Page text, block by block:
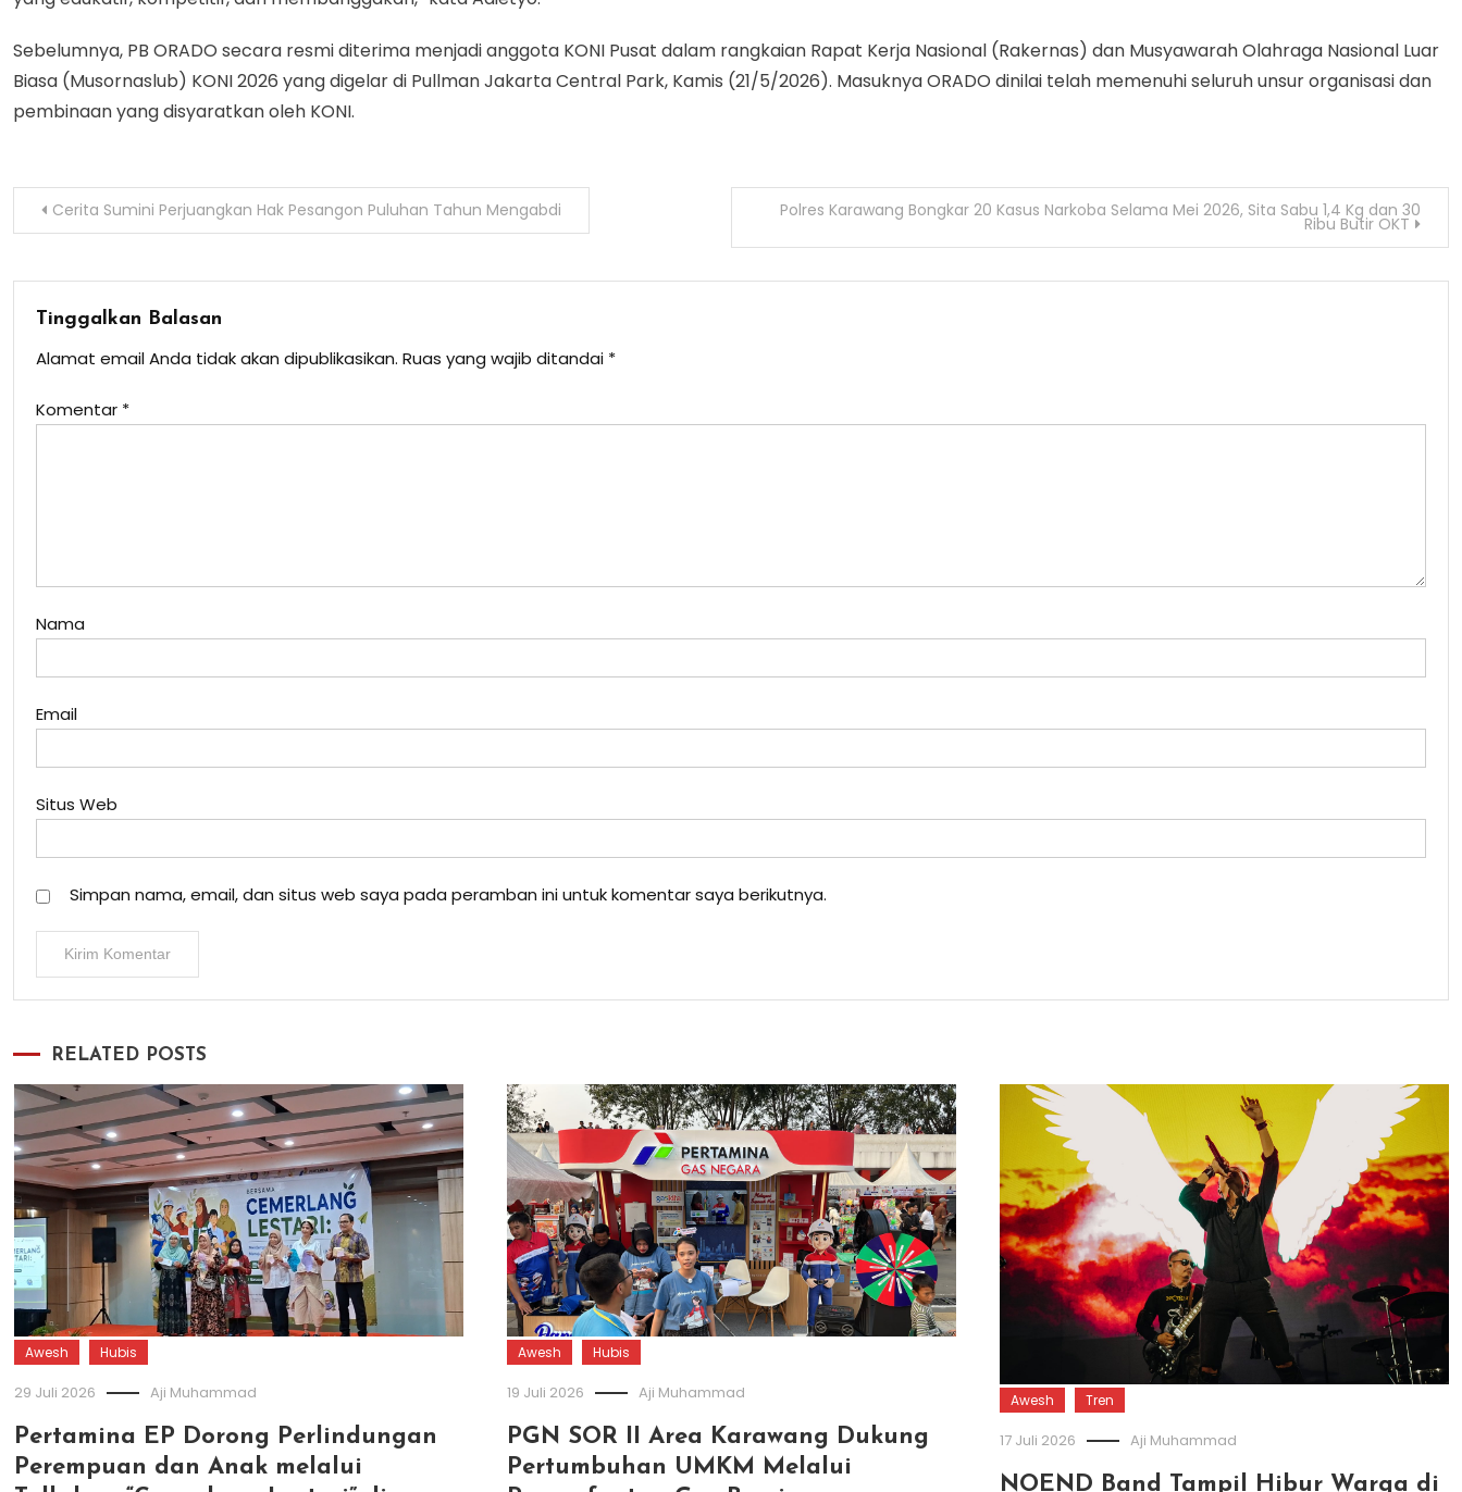
Sebelumnya, PB ORADO secara resmi diterima menjadi anggota KONI Pusat dalam rangkaian Rapat Kerja Nasional (Rakernas) dan Musyawarah Olahraga Nasional Luar
Biasa (Musornaslub) KONI 2026 yang digelar di Pullman Jakarta Central Park, Kamis (21/5/2026). Masuknya ORADO dinilai telah memenuhi seluruh unsur organisasi dan
pembinaan yang disyaratkan oleh KONI.
Navigasi
Cerita Sumini Perjuangkan Hak Pesangon Puluhan Tahun Mengabdi Polres Karawang Bongkar 20 Kasus Narkoba Selama Mei 2026, Sita Sabu 1,4 Kg dan 30
Ribu Butir OKT
Tinggalkan Balasan
Alamat email Anda tidak akan dipublikasikan. Ruas yang wajib ditandai *
Komentar *
Nama
Email
Situs Web
Simpan nama, email, dan situs web saya pada peramban ini untuk komentar saya berikutnya.
RELATED POSTS
Awesh Hubis
29 Juli 2026 Aji Muhammad
Pertamina EP Dorong Perlindungan
Perempuan dan Anak melalui
Awesh Hubis
19 Juli 2026 Aji Muhammad
PGN SOR II Area Karawang Dukung
Pertumbuhan UMKM Melalui
Awesh Tren
17 Juli 2026 Aji Muhammad
NOEND Band Tampil Hibur Warga di